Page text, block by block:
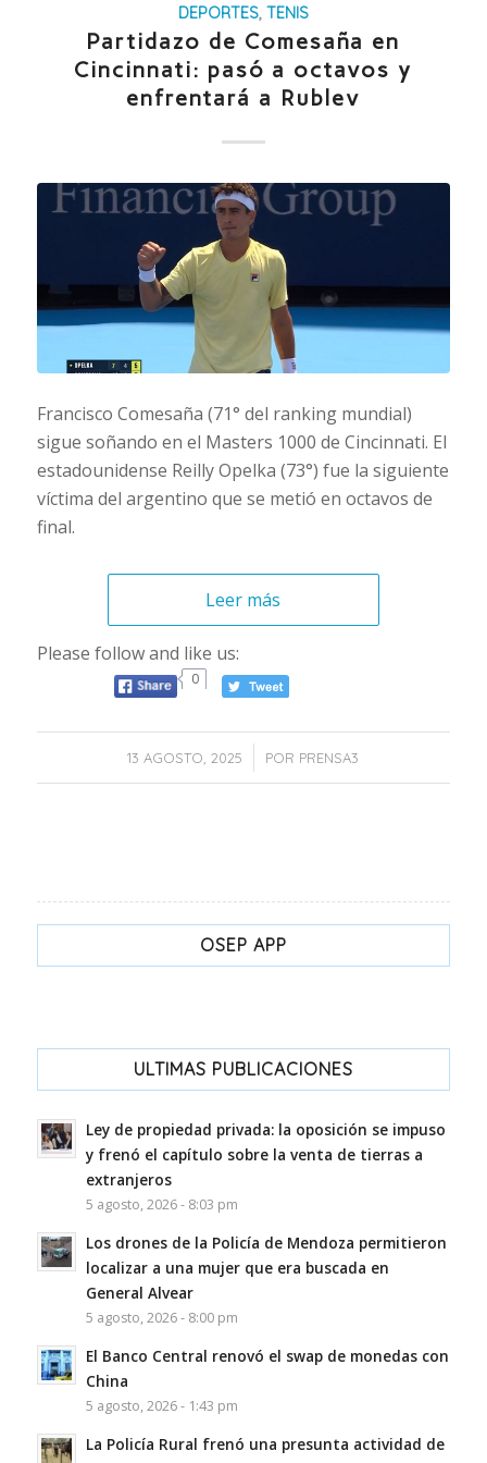
DEPORTES, TENIS
Partidazo de Comesaña en
Cincinnati: pasó a octavos y
enfrentará a Rublev
Francisco Comesaña (71° del ranking mundial)
sigue soñando en el Masters 1000 de Cincinnati. El
estadounidense Reilly Opelka (73°) fue la siguiente
víctima del argentino que se metió en octavos de
final.
Leer más
Please follow and like us:
0
13 AGOSTO, 2025
/ POR PRENSA3
OSEP APP
ULTIMAS PUBLICACIONES
Ley de propiedad privada: la oposición se impuso
y frenó el capítulo sobre la venta de tierras a
extranjeros
5 agosto, 2026 - 8:03 pm
Los drones de la Policía de Mendoza permitieron
localizar a una mujer que era buscada en
General Alvear
5 agosto, 2026 - 8:00 pm
El Banco Central renovó el swap de monedas con
China
5 agosto, 2026 - 1:43 pm
La Policía Rural frenó una presunta actividad de